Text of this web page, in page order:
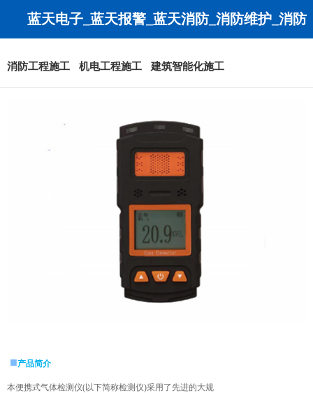
蓝天电子_蓝天报警_蓝天消防_消防维护_消防
工程_消防改造-无锡蓝天安全技术有限公司
消防工程施工 机电工程施工 建筑智能化施工
■产品简介
本便携式气体检测仪(以下简称检测仪)采用了先进的大规